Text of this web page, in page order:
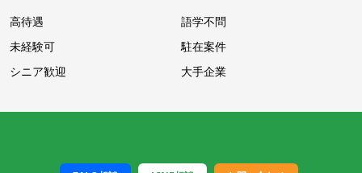
高待遇
語学不問
未経験可
駐在案件
シニア歓迎
大手企業